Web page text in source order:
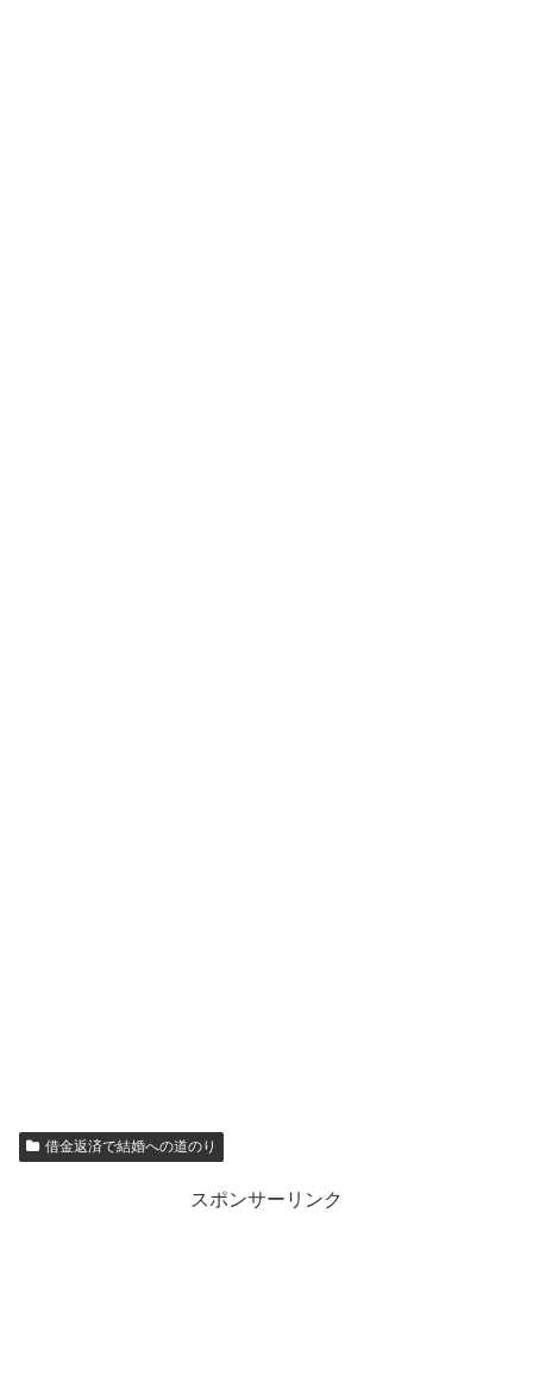
借金返済で結婚への道のり
スポンサーリンク